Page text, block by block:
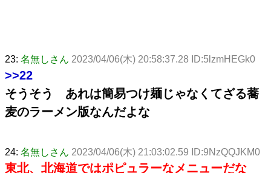
23: 名無しさん 2023/04/06(木) 20:58:37.28 ID:5lzmHEGk0
>>22
そうそう あれは簡易つけ麺じゃなくてざる蕎
麦のラーメン版なんだよな
24: 名無しさん 2023/04/06(木) 21:03:02.59 ID:9NzQQJKM0
東北、北海道ではポピュラーなメニューだな